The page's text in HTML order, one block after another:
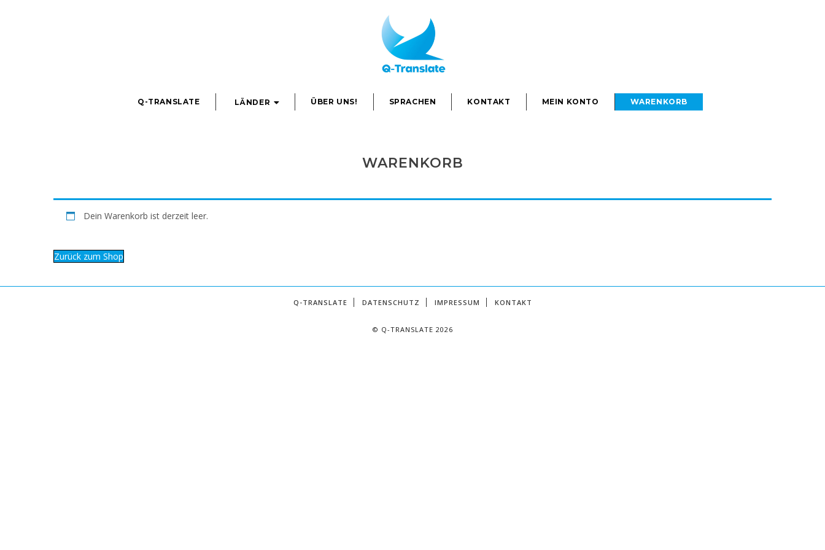
Q-TRANSLATE LÄNDER ÜBER UNS! SPRACHEN KONTAKT MEIN KONTO WARENKORB
WARENKORB
Dein Warenkorb ist derzeit leer.
Zurück zum Shop
Q-TRANSLATE DATENSCHUTZ IMPRESSUM KONTAKT
© Q-TRANSLATE 2026